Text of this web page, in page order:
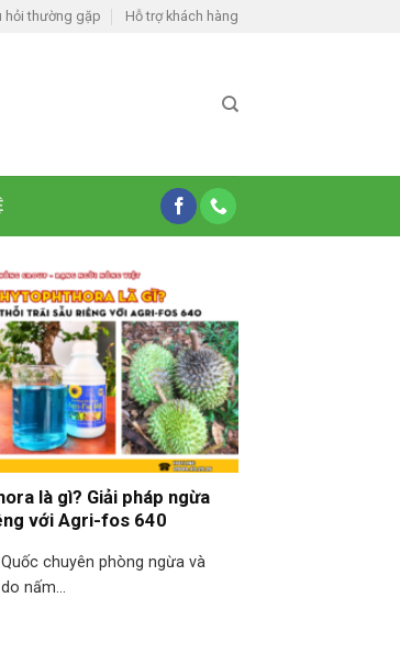
hỏi thường gặp Hỗ trợ khách hàng
là gì? Giải pháp ngừa
với Agri-fos 640
chuyên phòng ngừa và
nấm...